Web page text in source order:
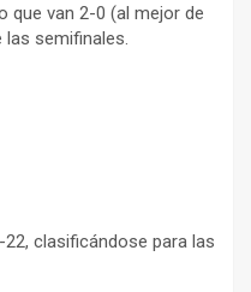
que van 2-0 (al mejor de
las semifinales.
clasificándose para las